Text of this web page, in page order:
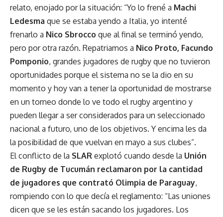
relato, enojado por la situación: “Yo lo frené a Machi
Ledesma que se estaba yendo a Italia, yo intenté
frenarlo a Nico Sbrocco que al final se terminó yendo,
pero por otra razón. Repatriamos a Nico Proto, Facundo
Pomponio, grandes jugadores de rugby que no tuvieron
oportunidades porque el sistema no se la dio en su
momento y hoy van a tener la oportunidad de mostrarse
en un torneo donde lo ve todo el rugby argentino y
pueden llegar a ser considerados para un seleccionado
nacional a futuro, uno de los objetivos. Y encima les da
la posibilidad de que vuelvan en mayo a sus clubes”.
El conflicto de la SLAR explotó cuando desde la Unión
de Rugby de Tucumán reclamaron por la cantidad
de jugadores que contrató Olimpia de Paraguay,
rompiendo con lo que decía el reglamento: “Las uniones
dicen que se les están sacando los jugadores. Los